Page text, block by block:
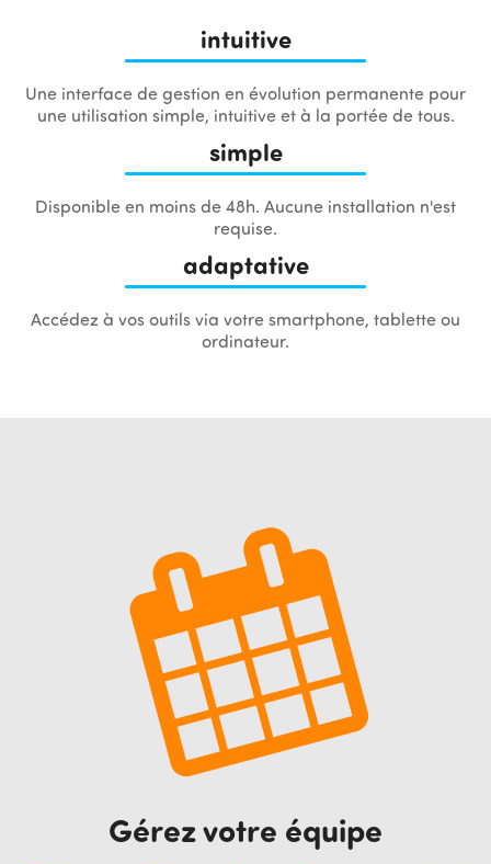
intuitive
Une interface de gestion en évolution permanente pour
une utilisation simple, intuitive et à la portée de tous.
simple
Disponible en moins de 48h. Aucune installation n'est
requise.
adaptative
Accédez à vos outils via votre smartphone, tablette ou
ordinateur.
Gérez votre équipe